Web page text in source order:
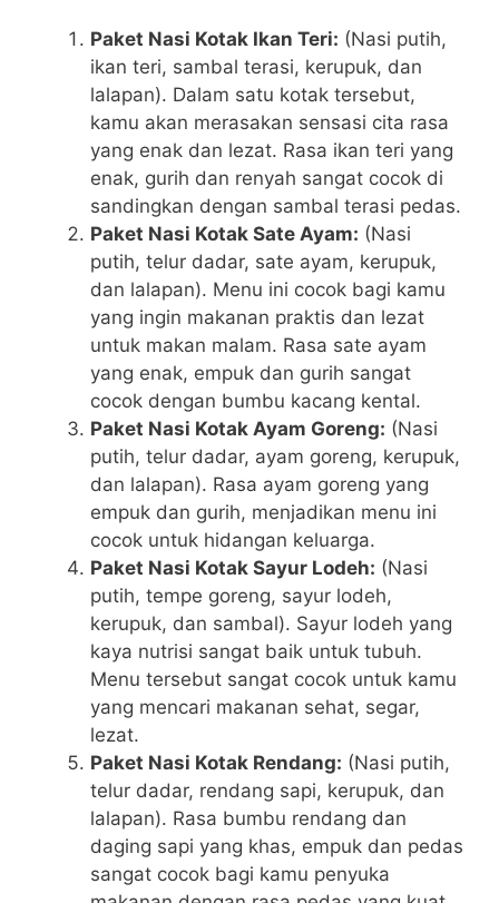
Paket Nasi Kotak Ikan Teri: (Nasi putih,
ikan teri, sambal terasi, kerupuk, dan
lalapan). Dalam satu kotak tersebut,
kamu akan merasakan sensasi cita rasa
yang enak dan lezat. Rasa ikan teri yang
enak, gurih dan renyah sangat cocok di
sandingkan dengan sambal terasi pedas.
Paket Nasi Kotak Sate Ayam: (Nasi
putih, telur dadar, sate ayam, kerupuk,
dan lalapan). Menu ini cocok bagi kamu
yang ingin makanan praktis dan lezat
untuk makan malam. Rasa sate ayam
yang enak, empuk dan gurih sangat
cocok dengan bumbu kacang kental.
Paket Nasi Kotak Ayam Goreng: (Nasi
putih, telur dadar, ayam goreng, kerupuk,
dan lalapan). Rasa ayam goreng yang
empuk dan gurih, menjadikan menu ini
cocok untuk hidangan keluarga.
Paket Nasi Kotak Sayur Lodeh: (Nasi
putih, tempe goreng, sayur lodeh,
kerupuk, dan sambal). Sayur lodeh yang
kaya nutrisi sangat baik untuk tubuh.
Menu tersebut sangat cocok untuk kamu
yang mencari makanan sehat, segar,
lezat.
Paket Nasi Kotak Rendang: (Nasi putih,
telur dadar, rendang sapi, kerupuk, dan
lalapan). Rasa bumbu rendang dan
daging sapi yang khas, empuk dan pedas
sangat cocok bagi kamu penyuka